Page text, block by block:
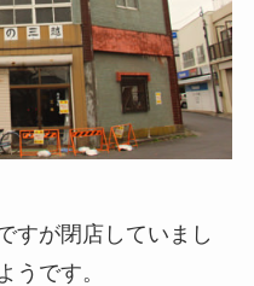
すが閉店していまし
うです。